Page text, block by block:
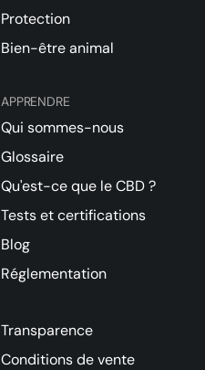
Protection
Bien-être animal
APPRENDRE
Qui sommes-nous
Glossaire
Qu'est-ce que le CBD ?
Tests et certifications
Blog
Réglementation
Transparence
Conditions de vente